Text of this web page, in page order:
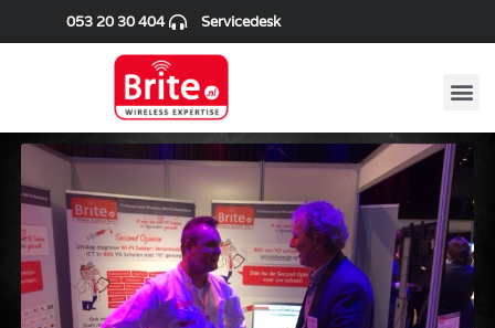
053 20 30 404 Servicedesk